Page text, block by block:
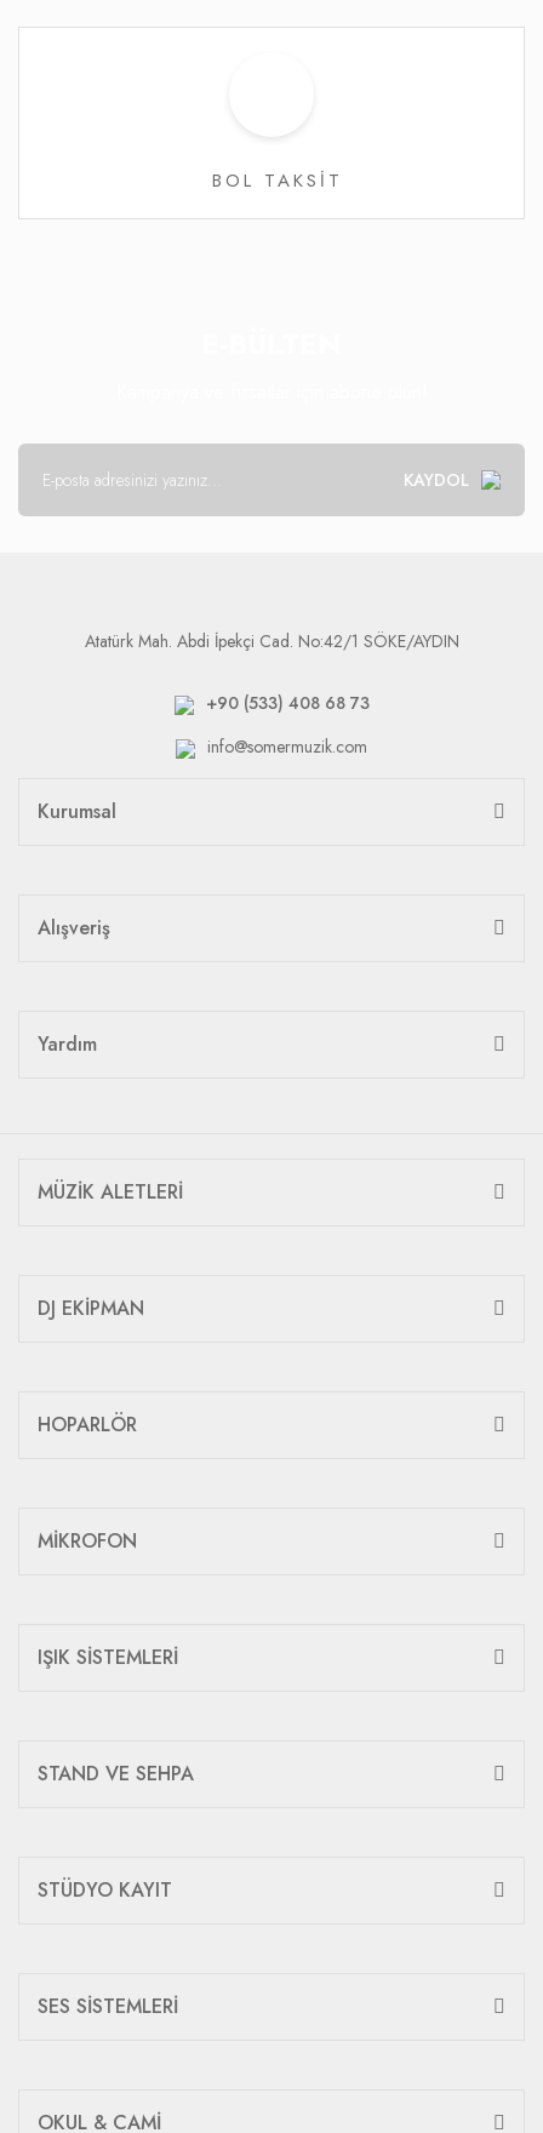
BOL TAKSİT
KAYDOL
Atatürk Mah. Abdi İpekçi Cad. No:42/1 SÖKE/AYDIN
+90 (533) 408 68 73
info@somermuzik.com
Kurumsal
Alışveriş
Yardım
MÜZİK ALETLERİ
DJ EKİPMAN
HOPARLÖR
MİKROFON
IŞIK SİSTEMLERİ
STAND VE SEHPA
STÜDYO KAYIT
SES SİSTEMLERİ
OKUL & CAMİ